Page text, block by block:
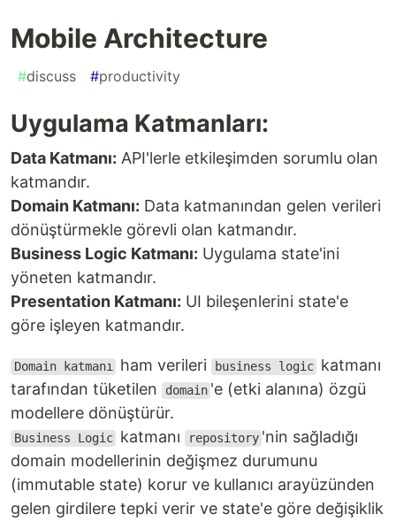
Mobile Architecture
#discuss #productivity
Uygulama Katmanları:
Data Katmanı: API'lerle etkileşimden sorumlu olan
katmandır.
Domain Katmanı: Data katmanından gelen verileri
dönüştürmekle görevli olan katmandır.
Business Logic Katmanı: Uygulama state'ini
yöneten katmandır.
Presentation Katmanı: UI bileşenlerini state'e
göre işleyen katmandır.
Domain katmanı ham verileri business logic katmanı
tarafından tüketilen
domain 'e (etki alanına) özgü
modellere dönüştürür.
Business Logic katmanı repository 'nin sağladığı
domain modellerinin değişmez durumunu
(immutable state) korur ve kullanıcı arayüzünden
gelen girdilere tepki verir ve state'e göre değişiklik